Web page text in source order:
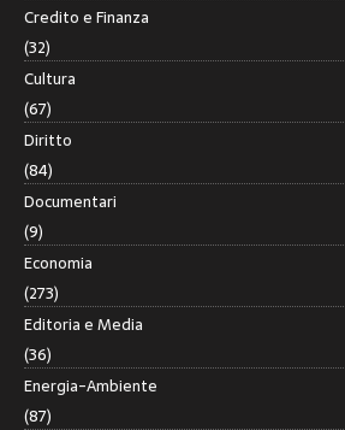
Credito e Finanza
(32)
Cultura
(67)
Diritto
(84)
Documentari
(9)
Economia
(273)
Editoria e Media
(36)
Energia-Ambiente
(87)